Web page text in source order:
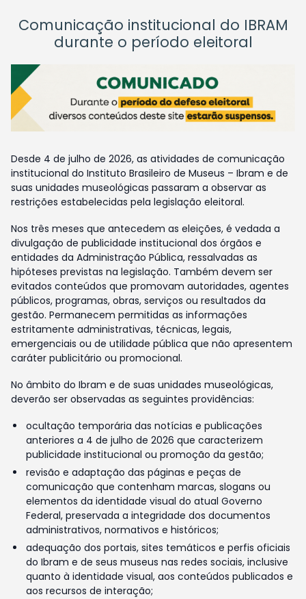
Comunicação institucional do IBRAM
durante o período eleitoral
Desde 4 de julho de 2026, as atividades de comunicação
institucional do Instituto Brasileiro de Museus – Ibram e de
suas unidades museológicas passaram a observar as
restrições estabelecidas pela legislação eleitoral.
Nos três meses que antecedem as eleições, é vedada a
divulgação de publicidade institucional dos órgãos e
entidades da Administração Pública, ressalvadas as
hipóteses previstas na legislação. Também devem ser
evitados conteúdos que promovam autoridades, agentes
públicos, programas, obras, serviços ou resultados da
gestão. Permanecem permitidas as informações
estritamente administrativas, técnicas, legais,
emergenciais ou de utilidade pública que não apresentem
caráter publicitário ou promocional.
No âmbito do Ibram e de suas unidades museológicas,
deverão ser observadas as seguintes providências:
ocultação temporária das notícias e publicações
anteriores a 4 de julho de 2026 que caracterizem
publicidade institucional ou promoção da gestão;
revisão e adaptação das páginas e peças de
comunicação que contenham marcas, slogans ou
elementos da identidade visual do atual Governo
Federal, preservada a integridade dos documentos
administrativos, normativos e históricos;
adequação dos portais, sites temáticos e perfis oficiais
do Ibram e de seus museus nas redes sociais, inclusive
quanto à identidade visual, aos conteúdos publicados e
aos recursos de interação;